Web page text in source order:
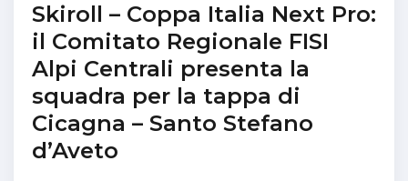
Skiroll – Coppa Italia Next Pro:
il Comitato Regionale FISI
Alpi Centrali presenta la
squadra per la tappa di
Cicagna – Santo Stefano
d’Aveto